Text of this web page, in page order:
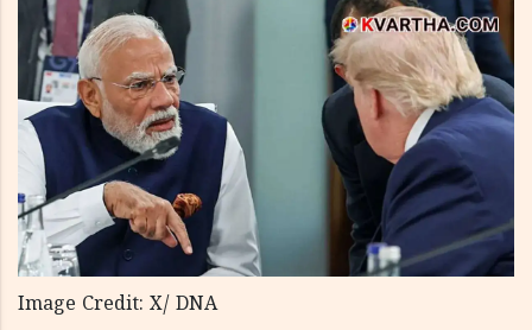
Image Credit: X/ DNA